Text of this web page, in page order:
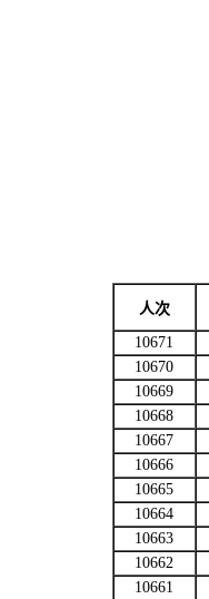
人次
10671
10670
10669
10668
10667
10666
10665
10664
10663
10662
10661